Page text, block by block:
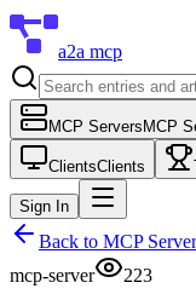
a2a mcp
MCP Servers MCP
ClientsClients
Sign In
Back to MCP
mcp-server
223